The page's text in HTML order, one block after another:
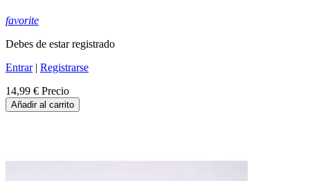
favorite
Debes de estar registrado
Entrar| Registrarse
14,99 € Precio
Añadir al carrito